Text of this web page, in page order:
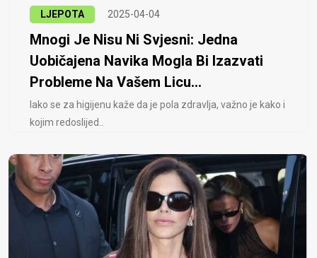
LJEPOTA 2025-04-04
Mnogi Je Nisu Ni Svjesni: Jedna
Uobičajena Navika Mogla Bi Izazvati
Probleme Na Vašem Licu...
Iako se za higijenu kaže da je pola zdravlja, važno je kako i
kojim redoslijed..